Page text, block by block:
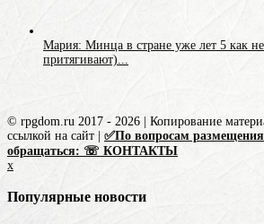
Мария: Минца в стране уже лет 5 как
притягивают)...
© rpgdom.ru 2017 - 2026 | Копирование
ссылкой на сайт | ✅По вопросам
обращаться: ☏ КОНТАКТЫ
x
Популярные новости